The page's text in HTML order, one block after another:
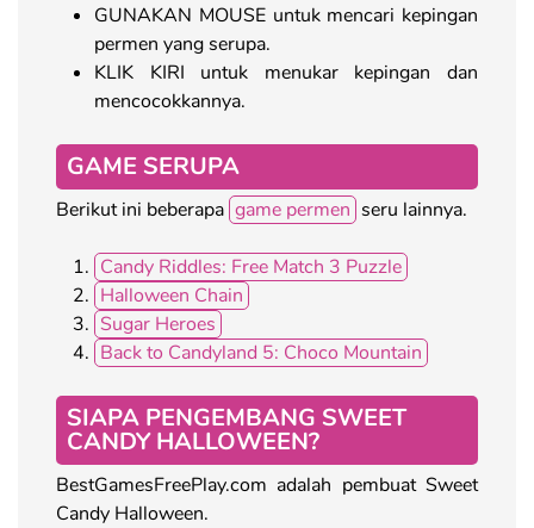
GUNAKAN MOUSE untuk mencari kepingan
permen yang serupa.
KLIK KIRI untuk menukar kepingan dan
mencocokkannya.
GAME SERUPA
Berikut ini beberapa game permen seru lainnya.
Candy Riddles: Free Match 3 Puzzle
Halloween Chain
Sugar Heroes
Back to Candyland 5: Choco Mountain
SIAPA PENGEMBANG SWEET
CANDY HALLOWEEN?
BestGamesFreePlay.com adalah pembuat Sweet
Candy Halloween.